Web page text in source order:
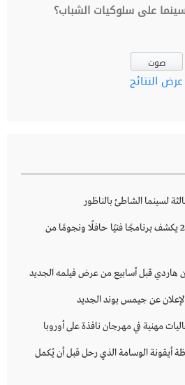
على سلوكيات الشباب؟
عرض النتائج
لسينما الشاطئ بالناظور
مهرجان صيف الأوداية 2026 يكشف برنامجًا فنيًا حافلًا ونجومًا من
هاردي قبل أسابيع من عرض فيلمه الجديد
عن جيمس بوند الجديد
أيقونة الوسامة الذي رحل قبل أن يُكمل